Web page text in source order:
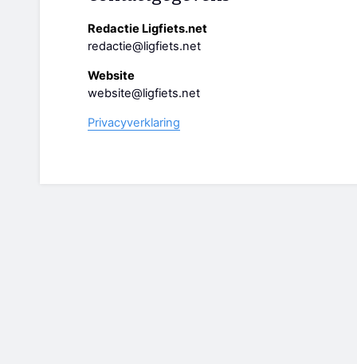
Redactie Ligfiets.net
redactie@ligfiets.net
Website
website@ligfiets.net
Privacyverklaring